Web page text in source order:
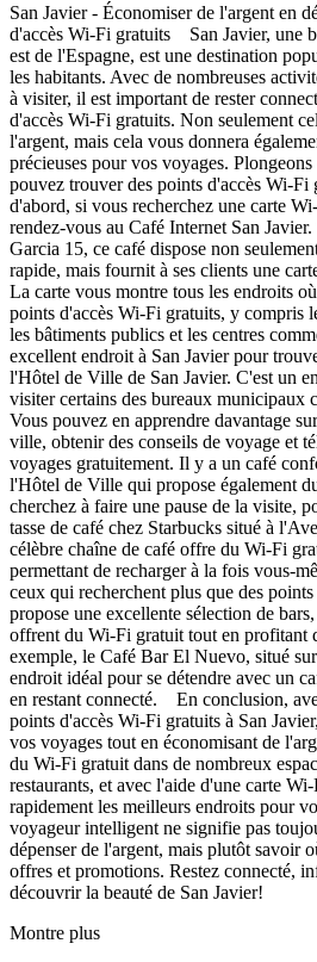
San Javier - Économiser de l'argent en
d'accès Wi-Fi gratuits San Javier, une
est de l'Espagne, est une destination
les habitants. Avec de nombreuses
à visiter, il est important de rester
d'accès Wi-Fi gratuits. Non seulement
l'argent, mais cela vous donnera
précieuses pour vos voyages.
pouvez trouver des points d'accès Wi-
d'abord, si vous recherchez une carte
rendez-vous au Café Internet San
Garcia 15, ce café dispose non
rapide, mais fournit à ses clients une
La carte vous montre tous les endroits
points d'accès Wi-Fi gratuits, y compris
les bâtiments publics et les centres
excellent endroit à San Javier pour
l'Hôtel de Ville de San Javier. C'est un
visiter certains des bureaux municipaux
Vous pouvez en apprendre davantage
ville, obtenir des conseils de voyage et
voyages gratuitement. Il y a un café
l'Hôtel de Ville qui propose également
cherchez à faire une pause de la visite,
tasse de café chez Starbucks situé à
célèbre chaîne de café offre du Wi-Fi
permettant de recharger à la fois vous-
ceux qui recherchent plus que des
propose une excellente sélection de
offrent du Wi-Fi gratuit tout en profitant
exemple, le Café Bar El Nuevo, situé
endroit idéal pour se détendre avec un
en restant connecté. En conclusion,
points d'accès Wi-Fi gratuits à San
vos voyages tout en économisant de
du Wi-Fi gratuit dans de nombreux
restaurants, et avec l'aide d'une carte
rapidement les meilleurs endroits pour
voyageur intelligent ne signifie pas
dépenser de l'argent, mais plutôt savoir
offres et promotions. Restez connecté,
découvrir la beauté de San Javier!
Montre plus